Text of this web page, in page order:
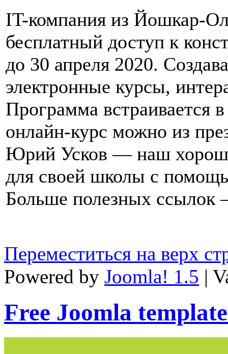
IT-компания из Йошкар-
бесплатный доступ к
до 30 апреля 2020.
электронные курсы,
Программа встраивается
онлайн-курс можно из
Юрий Усков — наш
для своей школы с
Больше полезных ссылок
Переместиться на верх
Powered by Joomla! 1.5 |
Free Joomla